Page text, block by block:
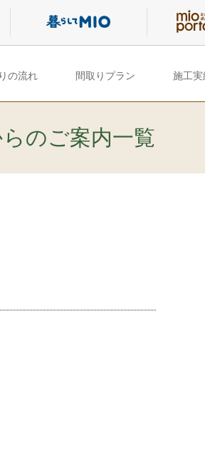
の流れ 間取りプラン 施工実
らのご案内一覧